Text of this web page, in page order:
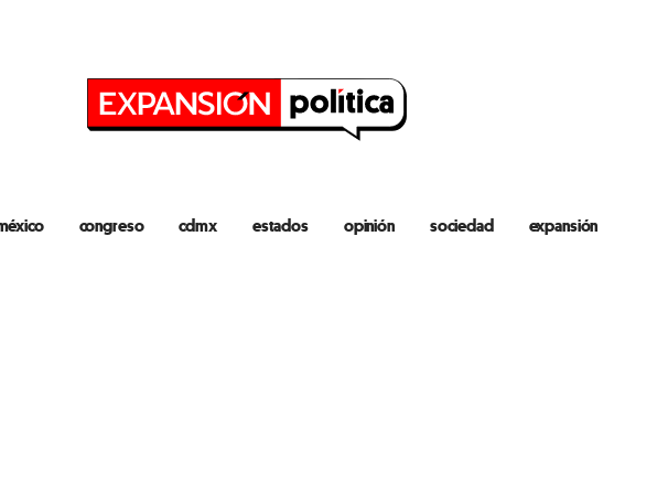
congreso cdmx estados opinión sociedad expansión